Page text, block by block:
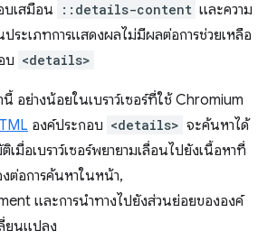
บเสมือน ::details-content และความ
ประเภทการแสดงผลไม่มีผลต่อการช่วยเหลือ
บ <details>
อย่างน้อยในเบราว์เซอร์ที่ใช้ Chromium
องค์ประกอบ <details> จะค้นหาได้
เมื่อเบราว์เซอร์พยายามเลื่อนไปยังเนื้อหาที่
ต่อการค้นหาในหน้า,
และการนำทางไปยังส่วนย่อยขององค์
ยนแปลง